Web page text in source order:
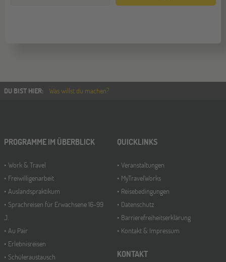
DU BIST HIER: Was willst du machen?
PROGRAMME IM ÜBERBLICK
Work & Travel
Freiwilligenarbeit
Auslandspraktikum
Sprachreisen für Erwachsene 16-99
J.
Au Pair
Erlebnisreisen
Schüleraustausch
QUICKLINKS
Veranstaltungen
MyTravelWorks
Reisebedingungen
Datenschutz
Barrierefreiheitserklärung
Kontakt & Impressum
KONTAKT